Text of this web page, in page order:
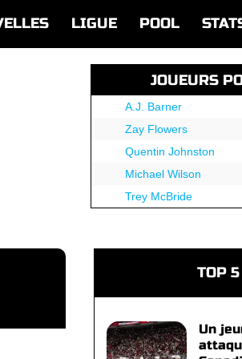
LIGUE POOL
JOUEURS
A.J. Barner
Zay Flowers
Quentin Johnston
Michael Wilson
Trey McBride
TOP 5
Un